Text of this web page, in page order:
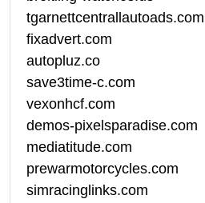
tgarnettcentrallautoads.com
fixadvert.com
autopluz.co
save3time-c.com
vexonhcf.com
demos-pixelsparadise.com
mediatitude.com
prewarmotorcycles.com
simracinglinks.com